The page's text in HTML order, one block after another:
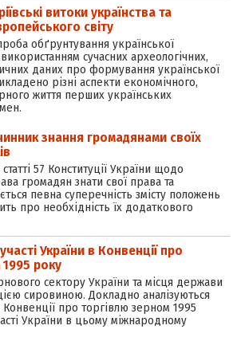
витоки українства та
світу
обґрунтування української
сучасних археологічних,
даних про формування української
різні аспекти економічного,
життя перших українських
знання громадянами своїх
57 Конституції України щодо
громадян знати свої права та
певна суперечність змісту положень
про необхідність їх додаткового
України в Конвенції про
року
сектору України та місця держави
цією сировиною. Докладно аналізуються
про торгівлю зерном 1995
України в цьому міжнародному